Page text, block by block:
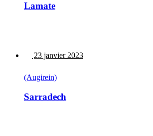
Lamate
23 janvier 2023
(Augirein)
Sarradech